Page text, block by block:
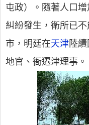
屯政）。隨著人口
糾紛發生，衛所已
市，明廷在天津陸
地官、衙遷津理事。